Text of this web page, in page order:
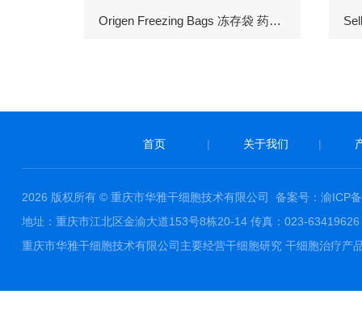
Origen Freezing Bags 冻存袋 药包材
首页 | 关于我们 |
2026 版权所有 © 重庆市华雅干细胞技术有限公司 备案号：渝ICP
地址：重庆市江北区金渝大道153号8栋20-14 传真：023-
重庆市华雅干细胞技术有限公司主要经营干细胞研究 干细胞治疗产